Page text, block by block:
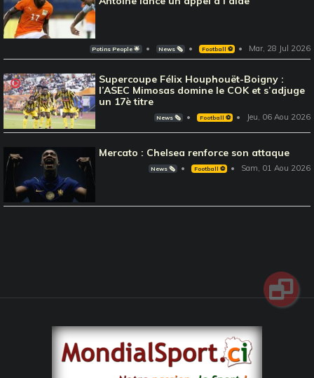
Potins People 🌟 News 🗞️ Football ⚽️ Mar, 28 Jul 2026
Supercoupe Félix Houphouët-Boigny :
l’ASEC Mimosas domine le COK et s’adjuge
un 17è titre
News 🗞️ Football ⚽️ Jeu, 06 Aou 2026
Mercato : Chelsea renforce son attaque
News 🗞️ Football ⚽️ Sam, 01 Aou 2026